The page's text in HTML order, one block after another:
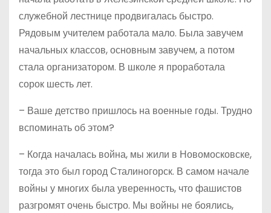
служебной лестнице продвигалась быстро.
Рядовым учителем работала мало. Была завучем
начальных классов, основным завучем, а потом
стала организатором. В школе я проработала
сорок шесть лет.
– Ваше детство пришлось на военные годы. Трудно
вспоминать об этом?
– Когда началась война, мы жили в Новомосковске,
тогда это был город Сталиногорск. В самом начале
войны у многих была уверенность, что фашистов
разгромят очень быстро. Мы войны не боялись,